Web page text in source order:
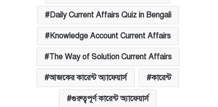
Daily Current Affairs Quiz in Bengali
Knowledge Account Current Affairs
The Way of Solution Current Affairs
আজকের কারেন্ট অ্যাফেয়ার্স কারেন্ট
গুরুত্বপূর্ণ কারেন্ট অ্যাফেয়ার্স